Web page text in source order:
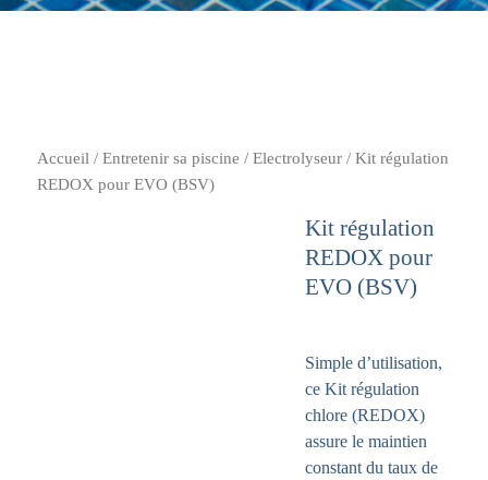
Accueil / Entretenir sa piscine / Electrolyseur/ Kit régulation
REDOX pour EVO (BSV)
Kit régulation
REDOX pour
EVO (BSV)
Simple d’utilisation,
ce Kit régulation
chlore (REDOX)
assure le maintien
constant du taux de